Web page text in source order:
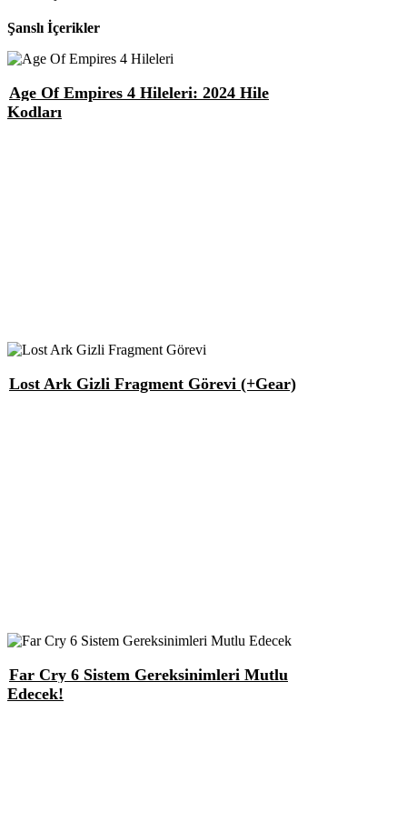
Şanslı İçerikler
Age Of Empires 4 Hileleri: 2024 Hile
Kodları
Lost Ark Gizli Fragment Görevi (+Gear)
Far Cry 6 Sistem Gereksinimleri Mutlu
Edecek!